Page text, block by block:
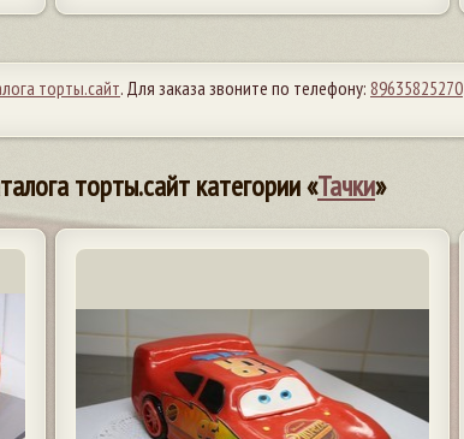
торты.сайт. Для заказа звоните по телефону: 89635825270
торты.сайт категории «Тачки»